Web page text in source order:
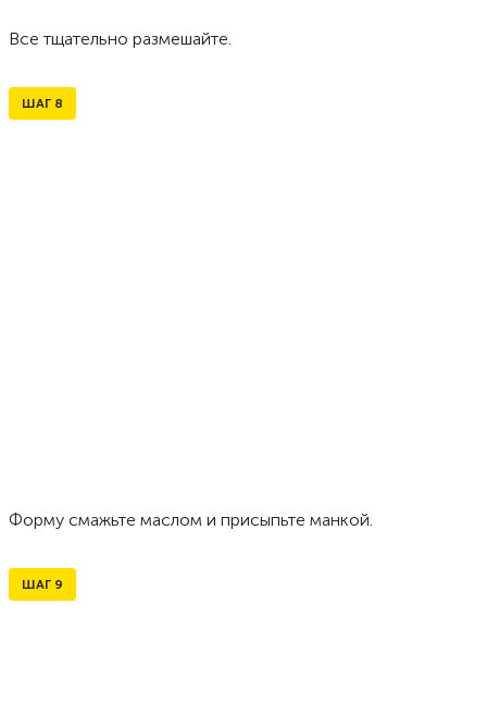
Все тщательно размешайте.
ШАГ 8
Форму смажьте маслом и присыпьте манкой.
ШАГ 9